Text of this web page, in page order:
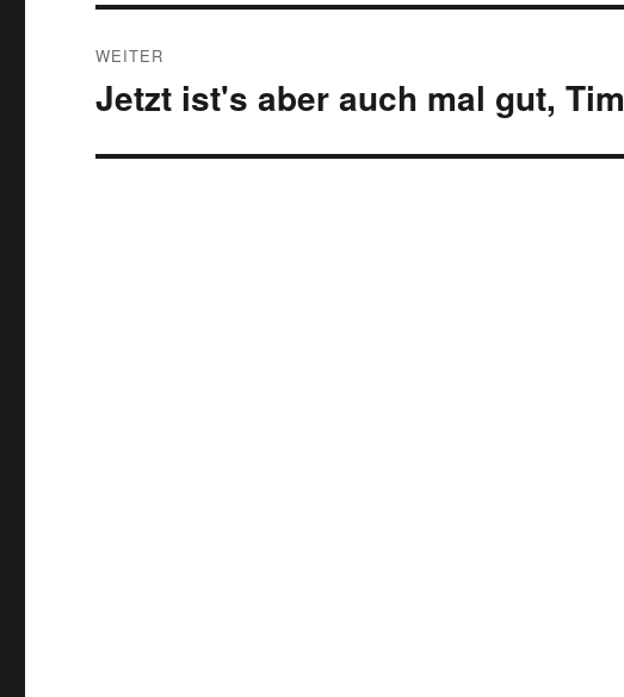
WEITER
Nächster
Jetzt ist's aber auch mal gut, Tim